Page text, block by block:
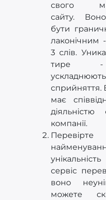
свого
сайту.
бути
лаконічним
3 слів.
тире
ускладнюють
сприйняття.
має
компанії.
Перевірте
сервіс
воно
можете